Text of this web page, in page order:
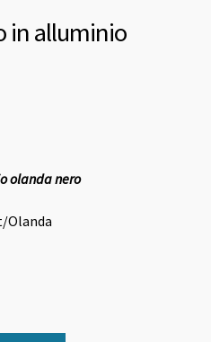
in alluminio
olanda nero
Olanda